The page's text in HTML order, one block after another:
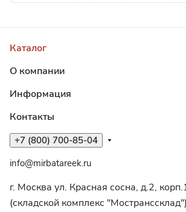
Каталог
О компании
Информация
Контакты
+7 (800) 700-85-04
info@mirbatareek.ru
г. Москва ул. Красная сосна, д.2,
(складской комплекс "Мостранссклад")